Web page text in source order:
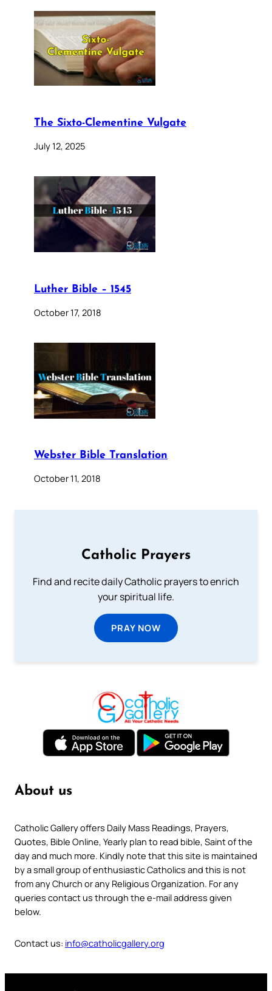
The Sixto-Clementine Vulgate
July 12, 2025
Luther Bible – 1545
October 17, 2018
Webster Bible Translation
October 11, 2018
Catholic Prayers
Find and recite daily Catholic prayers to enrich
your spiritual life.
PRAY NOW
About us
Catholic Gallery offers Daily Mass Readings, Prayers,
Quotes, Bible Online, Yearly plan to read bible, Saint of the
day and much more. Kindly note that this site is maintained
by a small group of enthusiastic Catholics and this is not
from any Church or any Religious Organization. For any
queries contact us through the e-mail address given
below.
Contact us: info@catholicgallery.org